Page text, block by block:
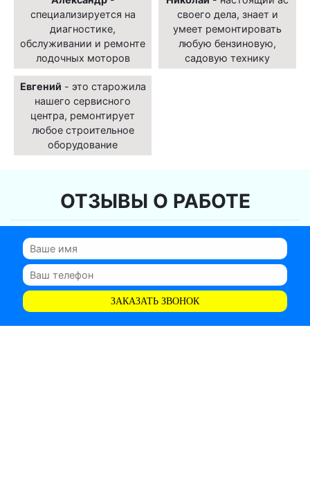
специализируется на
диагностике,
обслуживании и ремонте
лодочных моторов
своего дела, знает и
умеет ремонтировать
любую бензиновую,
садовую технику
Евгений - это старожила
нашего сервисного
центра, ремонтирует
любое строительное
оборудование
ОТЗЫВЫ О РАБОТЕ
ЗАКАЗАТЬ ЗВОНОК